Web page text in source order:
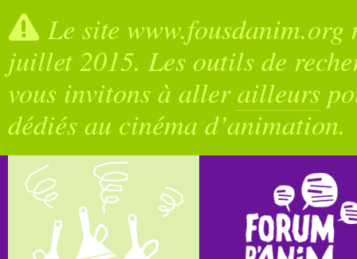
Le site
juillet 2015. Les outils de
vous invitons à allerailleurs
dédiés au cinéma d’animation.